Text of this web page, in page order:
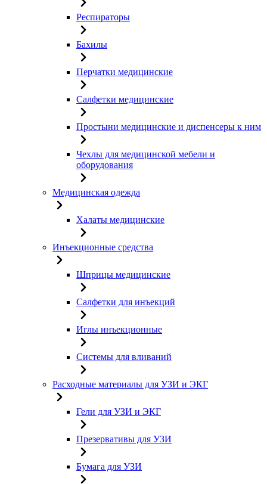
Респираторы
Бахилы
Перчатки медицинские
Салфетки медицинские
Простыни медицинские и диспенсеры к ним
Чехлы для медицинской мебели и
оборудования
Медицинская одежда
Халаты медицинские
Инъекционные средства
Шприцы медицинские
Салфетки для инъекций
Иглы инъекционные
Системы для вливаний
Расходные материалы для УЗИ и ЭКГ
Гели для УЗИ и ЭКГ
Презервативы для УЗИ
Бумага для УЗИ